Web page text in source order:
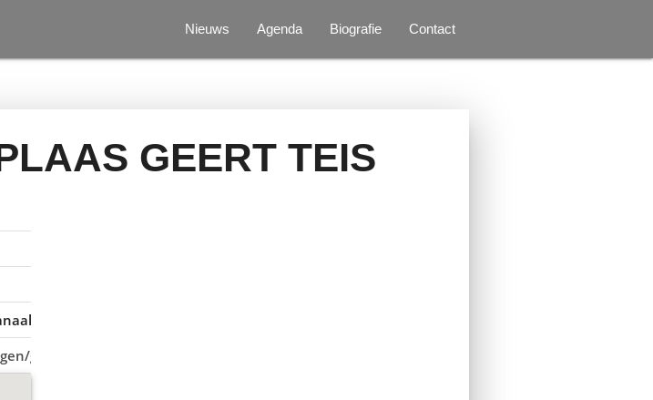
Nieuws Agenda Biografie Contact
GEERT TEIS
Nederland
gezing-en-geplaas